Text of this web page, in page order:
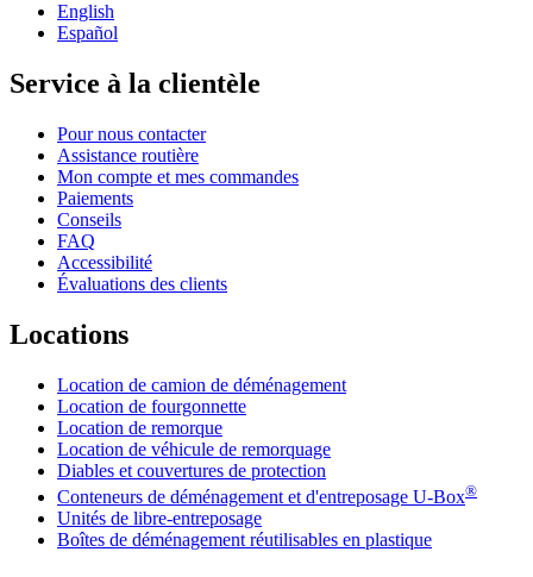
English
Español
Service à la clientèle
Pour nous contacter
Assistance routière
Mon compte et mes commandes
Paiements
Conseils
FAQ
Accessibilité
Évaluations des clients
Locations
Location de camion de déménagement
Location de fourgonnette
Location de remorque
Location de véhicule de remorquage
Diables et couvertures de protection
Conteneurs de déménagement et d'entreposage U-Box®
Unités de libre-entreposage
Boîtes de déménagement réutilisables en plastique